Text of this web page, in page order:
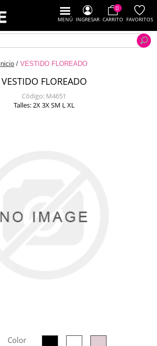
MENÚ INGRESAR
0
CARRITO FAVORITOS
Inicio / VESTIDO FLOREADO
VESTIDO FLOREADO
Código: M4651
Talles: 2X 3X SM L XL
Color